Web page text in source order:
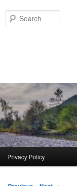
Privacy Policy